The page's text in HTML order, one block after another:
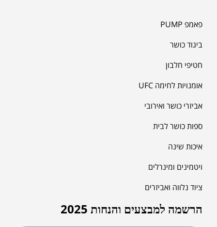
פאמפ PUMP
ביגוד כושר
חטיפי חלבון
אומנויות לחימה UFC
אביזרי כושר ואירובי
ספות כושר לבית
איכות שינה
ויטמינים ומינרלים
ציוד נלווה ואביזרים
הרשמה למבצעים והנחות 2025